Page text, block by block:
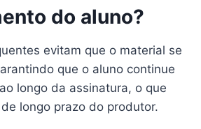
do aluno?
evitam que o material se
que o aluno continue
longo da assinatura, o que
longo prazo do produtor.